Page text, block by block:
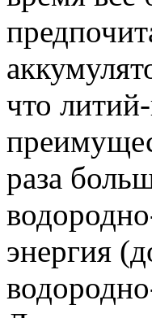
что
раза
энергия